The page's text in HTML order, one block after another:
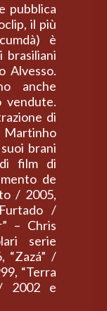
pubblica
il più
è
brasiliani
Alvesso.
anche
vendute.
di
Martinho
brani
film di
de
/ 2005,
/
– Chris
serie
“Zazá” /
“Terra
/ 2002 e